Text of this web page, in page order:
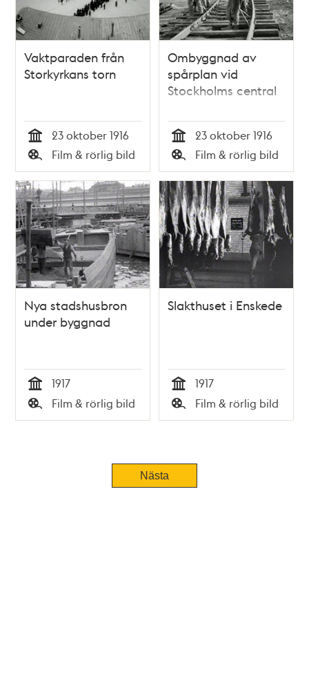
Vaktparaden från
Storkyrkans torn
Tid
23 oktober 1916
Typ
Film & rörlig bild
Ombyggnad av
spårplan vid
Stockholms central
Tid
23 oktober 1916
Typ
Film & rörlig bild
Nya stadshusbron
under byggnad
Tid
1917
Typ
Film & rörlig bild
Slakthuset i Enskede
Tid
1917
Typ
Film & rörlig bild
Nästa